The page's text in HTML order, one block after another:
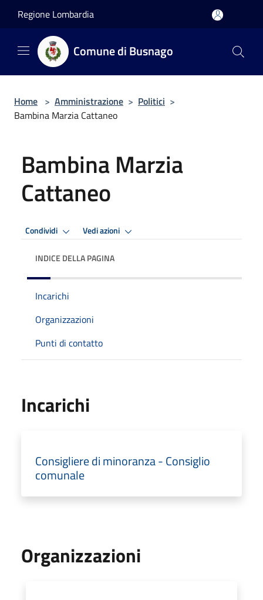
Regione Lombardia
Comune di Busnago
Home > Amministrazione > Politici >
Bambina Marzia Cattaneo
Bambina Marzia
Cattaneo
Condividi Vedi azioni
INDICE DELLA PAGINA
Incarichi
Organizzazioni
Punti di contatto
Incarichi
Consigliere di minoranza - Consiglio
comunale
Organizzazioni